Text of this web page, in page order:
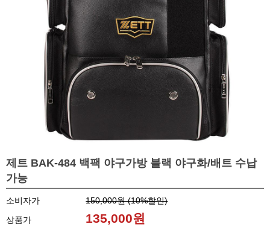
제트 BAK-484 백팩 야구가방 블랙 야구화/배트 수납
가능
소비자가 150,000원 (10%할인)
상품가
135,000원